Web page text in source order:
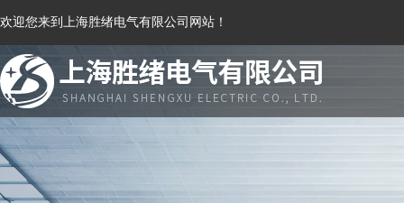
欢迎您来到上海胜绪电气有限公司网站！